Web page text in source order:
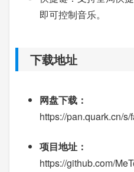
即可控制音乐。
下载地址
网盘下载：
https://pan.quark.cn/
项目地址：
https://github.com/